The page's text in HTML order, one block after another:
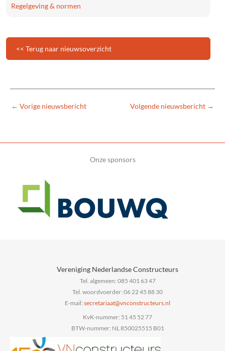
Regelgeving & normen
<< Terug naar nieuwsoverzicht
← Vorige nieuwsbericht Volgende nieuwsbericht →
Onze sponsors
Vereniging Nederlandse Constructeurs
Tel. algemeen: 085 401 63 47
Tel. woordvoerder: 06 22 45 88 30
E-mail:
ln.sruetcurtsnocnv
@taairaterces
KvK-nummer: 51 45 52 77
BTW-nummer: NL 850025515 B01